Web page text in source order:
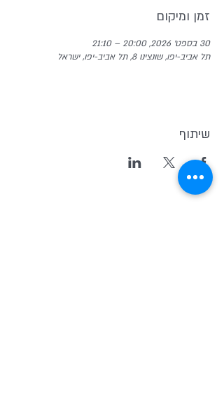
זמן ומיקום
30 בספט׳ 2026, 20:00 – 21:10
תל אביב-יפו, שונצינו 8, תל אביב-יפו, ישראל
שיתוף